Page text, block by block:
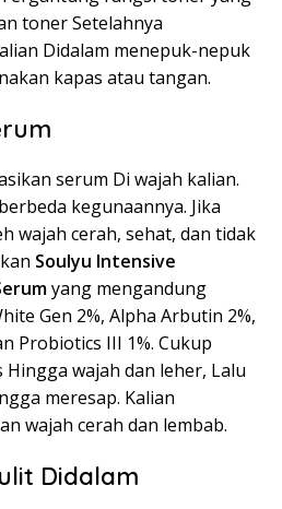
toner Setelahnya
Didalam menepuk-nepuk
kapas atau tangan.
serum Di wajah kalian.
kegunaannya. Jika
wajah cerah, sehat, dan tidak
Soulyu Intensive
yang mengandung
Gen 2%, Alpha Arbutin 2%,
Probiotics III 1%. Cukup
wajah dan leher, Lalu
meresap. Kalian
wajah cerah dan lembab.
Didalam